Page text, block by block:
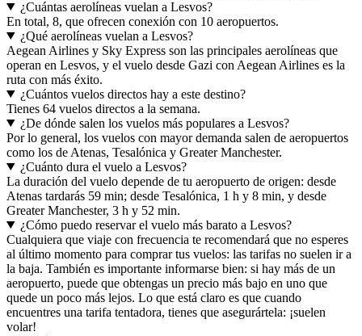
¿Cuántas aerolíneas vuelan a Lesvos?
En total, 8, que ofrecen conexión con 10 aeropuertos.
¿Qué aerolíneas vuelan a Lesvos?
Aegean Airlines y Sky Express son las principales aerolíneas que
operan en Lesvos, y el vuelo desde Gazi con Aegean Airlines es la
ruta con más éxito.
¿Cuántos vuelos directos hay a este destino?
Tienes 64 vuelos directos a la semana.
¿De dónde salen los vuelos más populares a Lesvos?
Por lo general, los vuelos con mayor demanda salen de aeropuertos
como los de Atenas, Tesalónica y Greater Manchester.
¿Cuánto dura el vuelo a Lesvos?
La duración del vuelo depende de tu aeropuerto de origen: desde
Atenas tardarás 59 min; desde Tesalónica, 1 h y 8 min, y desde
Greater Manchester, 3 h y 52 min.
¿Cómo puedo reservar el vuelo más barato a Lesvos?
Cualquiera que viaje con frecuencia te recomendará que no esperes
al último momento para comprar tus vuelos: las tarifas no suelen ir a
la baja. También es importante informarse bien: si hay más de un
aeropuerto, puede que obtengas un precio más bajo en uno que
quede un poco más lejos. Lo que está claro es que cuando
encuentres una tarifa tentadora, tienes que asegurártela: ¡suelen
volar!